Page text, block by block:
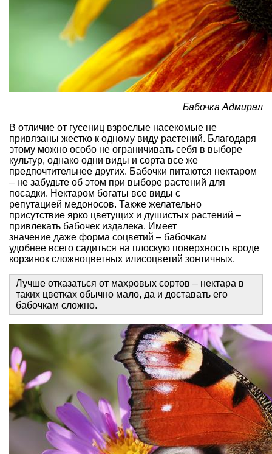
Бабочка Адмирал
В отличие от гусениц взрослые насекомые не
привязаны жестко к одному виду растений. Благодаря
этому можно особо не ограничивать себя в выборе
культур, однако одни виды и сорта все же
предпочтительнее других. Бабочки питаются нектаром
– не забудьте об этом при выборе растений для
посадки. Нектаром богаты все виды с
репутацией медоносов. Также желательно
присутствие ярко цветущих и душистых растений –
привлекать бабочек издалека. Имеет
значение даже форма соцветий – бабочкам
удобнее всего садиться на плоскую поверхность вроде
корзинок сложноцветных илисоцветий зонтичных.
Лучше отказаться от махровых сортов – нектара в
таких цветках обычно мало, да и доставать его
бабочкам сложно.